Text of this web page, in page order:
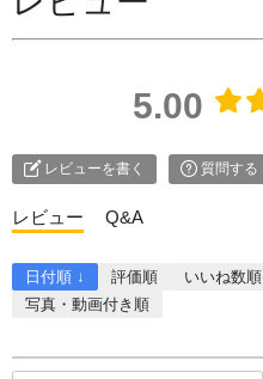
5.00
レビューを書く 質問する
レビュー Q&A
日付順 ↓ 評価順 いいね数順
写真・動画付き順